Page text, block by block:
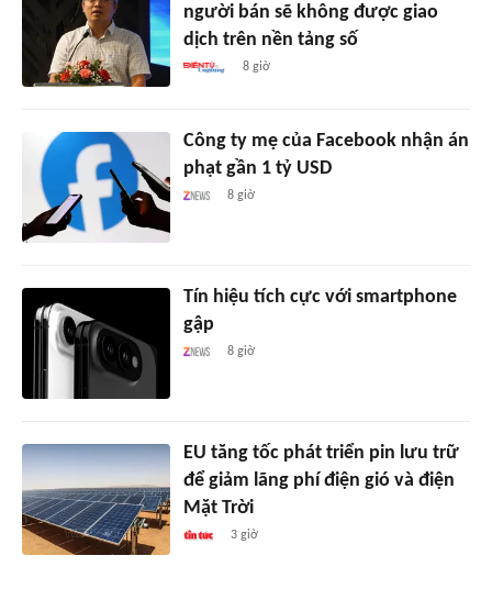
người bán sẽ không được giao
dịch trên nền tảng số
8 giờ
Công ty mẹ của Facebook nhận án
phạt gần 1 tỷ USD
8 giờ
Tín hiệu tích cực với smartphone
gập
8 giờ
EU tăng tốc phát triển pin lưu trữ
để giảm lãng phí điện gió và điện
Mặt Trời
3 giờ